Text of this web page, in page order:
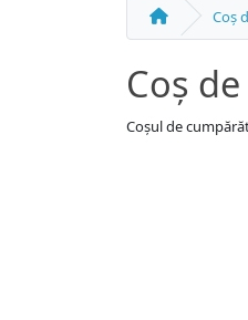
Coș
Coș
Coșul de